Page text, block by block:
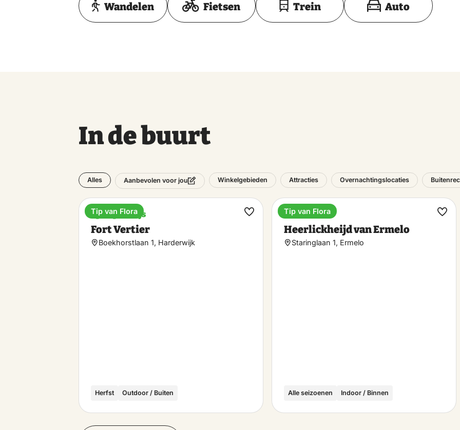
Wandelen Fietsen Trein Auto
In de buurt
Alles Aanbevolen voor jou Winkelgebieden Attracties Overnachtingslocaties
Speelparadijs
Fort Vertier
Boekhorstlaan 1, Harderwijk
Herfst Outdoor / Buiten
Tip van Flora
Maak
Hotel
Heerlickheijd van Ermelo
Staringlaan 1, Ermelo
Alle seizoenen Indoor / Binnen
Tip van Flora
Maak